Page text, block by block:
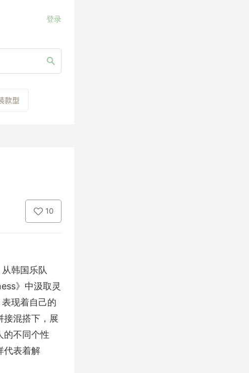
登录
10
韩国乐队
》中汲取灵
现着自己的
接混搭下，展
不同个性
代表着解